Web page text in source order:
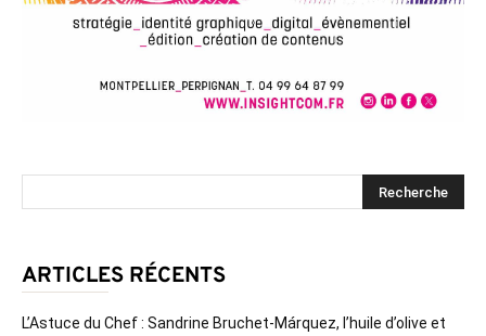
ARTICLES RÉCENTS
L’Astuce du Chef : Sandrine Bruchet-Márquez, l’huile d’olive et